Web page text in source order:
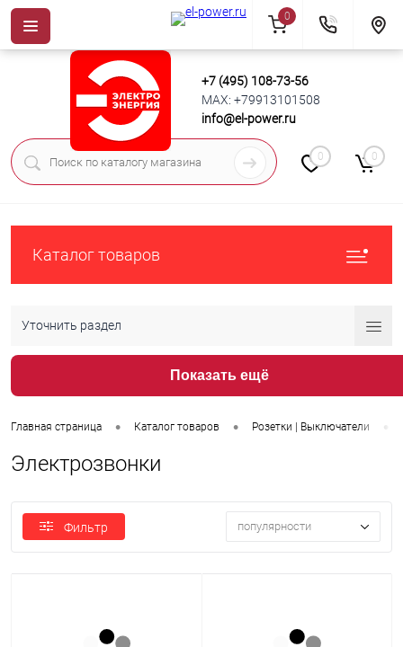
+7 (495) 108-73-56
MAX: +79913101508
info@el-power.ru
0 0
Каталог товаров
Уточнить раздел
Показать ещё
Главная страница • Каталог товаров • Розетки | Выключатели
Электрозвонки
Фильтр популярности
0